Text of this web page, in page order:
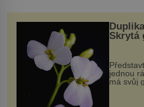
Skrytá
jednou
má svůj